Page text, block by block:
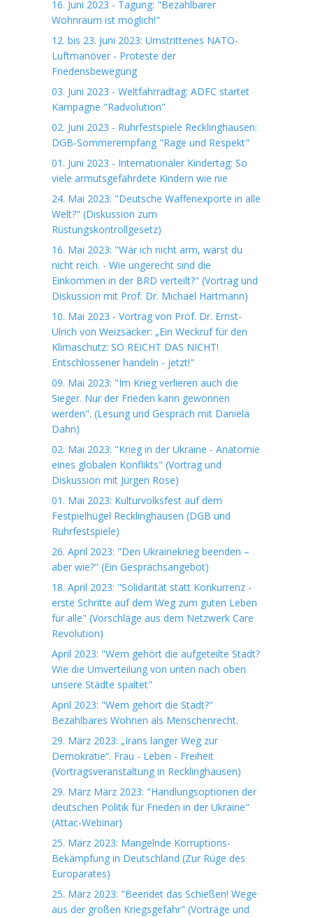
16. Juni 2023 - Tagung: "Bezahlbarer
Wohnraum ist möglich!"
12. bis 23. Juni 2023: Umstrittenes NATO-
Luftmanöver - Proteste der
Friedensbewegung
03. Juni 2023 - Weltfahrradtag: ADFC startet
Kampagne "Radvolution"
02. Juni 2023 - Ruhrfestspiele Recklinghausen:
DGB-Sommerempfang "Rage und Respekt"
01. Juni 2023 - Internationaler Kindertag: So
viele armutsgefährdete Kindern wie nie
24. Mai 2023: "Deutsche Waffenexporte in alle
Welt?" (Diskussion zum
Rüstungskontrollgesetz)
16. Mai 2023: "Wär ich nicht arm, wärst du
nicht reich. - Wie ungerecht sind die
Einkommen in der BRD verteilt?" (Vortrag und
Diskussion mit Prof. Dr. Michael Hartmann)
10. Mai 2023 - Vortrag von Prof. Dr. Ernst-
Ulrich von Weizsäcker: „Ein Weckruf für den
Klimaschutz: SO REICHT DAS NICHT!
Entschlossener handeln - jetzt!"
09. Mai 2023: "Im Krieg verlieren auch die
Sieger. Nur der Frieden kann gewonnen
werden". (Lesung und Gespräch mit Daniela
Dahn)
02. Mai 2023: "Krieg in der Ukraine - Anatomie
eines globalen Konflikts" (Vortrag und
Diskussion mit Jürgen Rose)
01. Mai 2023: Kulturvolksfest auf dem
Festpielhügel Recklinghausen (DGB und
Ruhrfestspiele)
26. April 2023: "Den Ukrainekrieg beenden –
aber wie?" (Ein Gesprächsangebot)
18. April 2023: "Solidarität statt Konkurrenz -
erste Schritte auf dem Weg zum guten Leben
für alle" (Vorschläge aus dem Netzwerk Care
Revolution)
April 2023: "Wem gehört die aufgeteilte Stadt?
Wie die Umverteilung von unten nach oben
unsere Städte spaltet"
April 2023: "Wem gehört die Stadt?"
Bezahlbares Wohnen als Menschenrecht.
29. März 2023: „Irans langer Weg zur
Demokratie“. Frau - Leben - Freiheit
(Vortragsveranstaltung in Recklinghausen)
29. März März 2023: "Handlungsoptionen der
deutschen Politik für Frieden in der Ukraine"
(Attac-Webinar)
25. März 2023: Mangelnde Korruptions-
Bekämpfung in Deutschland (Zur Rüge des
Europarates)
25. März 2023: "Beendet das Schießen! Wege
aus der großen Kriegsgefahr" (Vorträge und